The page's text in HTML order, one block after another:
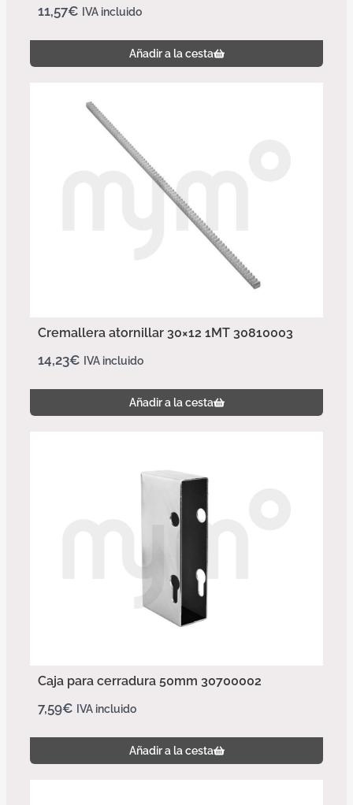
11,57€ IVA incluido
Añadir a la cesta
Cremallera atornillar 30×12 1MT 30810003
14,23€ IVA incluido
Añadir a la cesta
Caja para cerradura 50mm 30700002
7,59€ IVA incluido
Añadir a la cesta